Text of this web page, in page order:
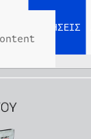
ΕΙΔΗΣΕΙΣ